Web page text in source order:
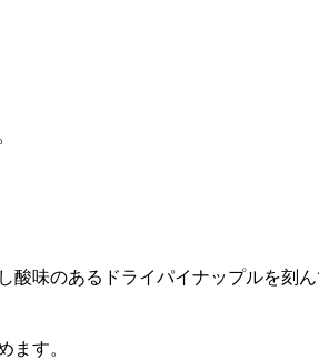
味のあるドライパイナップルを刻
ます。